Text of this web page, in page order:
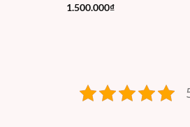
1.500.000₫